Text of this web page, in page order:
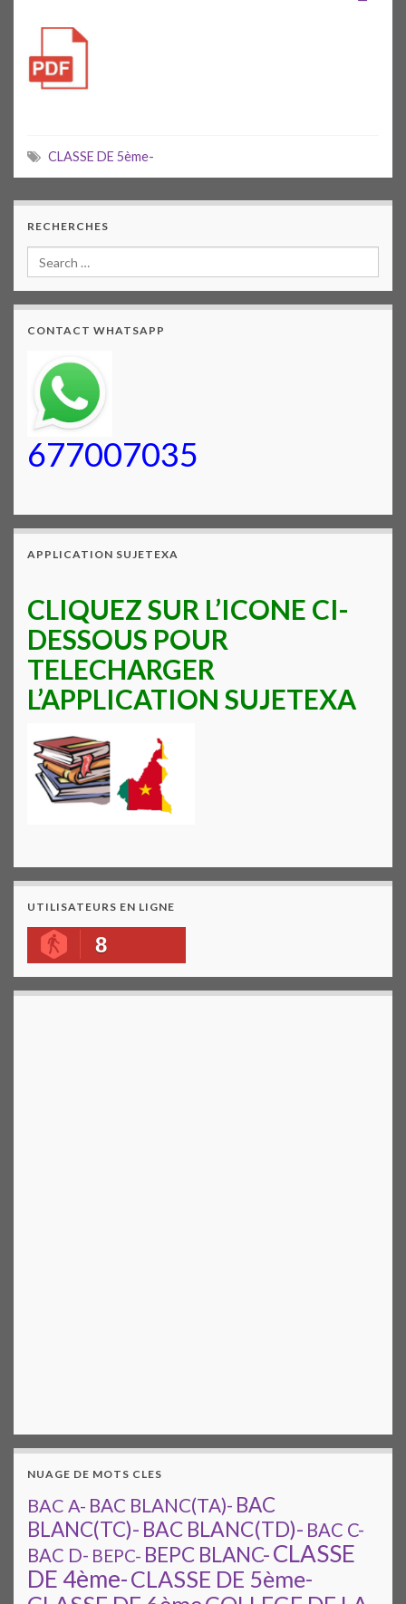
CLASSE DE 5ème-
RECHERCHES
CONTACT WHATSAPP
677007035
APPLICATION SUJETEXA
CLIQUEZ SUR L’ICONE CI-
DESSOUS POUR
TELECHARGER
L’APPLICATION SUJETEXA
UTILISATEURS EN LIGNE
8
NUAGE DE MOTS CLES
BAC A- BAC BLANC(TA)- BAC
BLANC(TC)- BAC BLANC(TD)- BAC C-
BAC D- BEPC- BEPC BLANC-CLASSE
DE 4ème-CLASSE DE 5ème-